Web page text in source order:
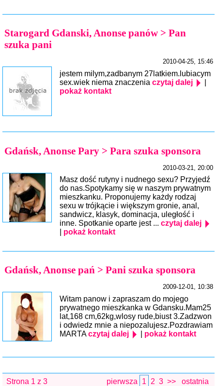
Starogard Gdanski, Anonse panów > Pan
szuka pani
2010-04-25, 15:46
jestem milym,zadbanym 27latkiem.lubiacym
sex.wiek niema znaczenia czytaj dalej
pokaż kontakt
Gdańsk, Anonse Pary > Para szuka sponsora
2010-03-21, 20:00
Masz dość rutyny i nudnego sexu? Przyjedź
do nas.Spotykamy się w naszym prywatnym
mieszkanku. Proponujemy każdy rodzaj
sexu w trójkącie i większym gronie, anal,
sandwicz, klasyk, dominacja, uległość i
inne. Spotkanie oparte jest ... czytaj dalej
pokaż kontakt
Gdańsk, Anonse pań > Pani szuka sponsora
2009-12-01, 10:38
Witam panow i zapraszam do mojego
prywatnego mieszkanka w Gdansku.Mam25
lat,168 cm,62kg,wlosy rude,biust 3.Zadzwon
i odwiedz mnie a niepozalujesz.Pozdrawiam
MARTAczytaj dalej pokaż kontakt
Strona 1 z 3 pierwsza 1 2 3 >> ostatnia